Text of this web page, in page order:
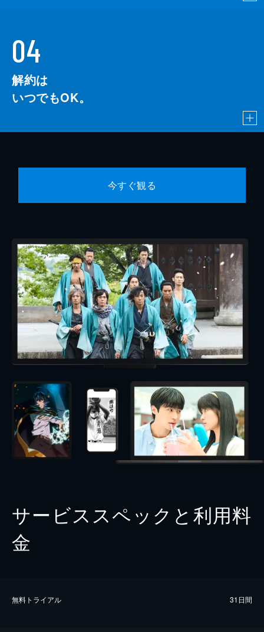
04
解約は
いつでもOK。
今すぐ観る
サービススペックと利用料
金
無料トライアル 31日間